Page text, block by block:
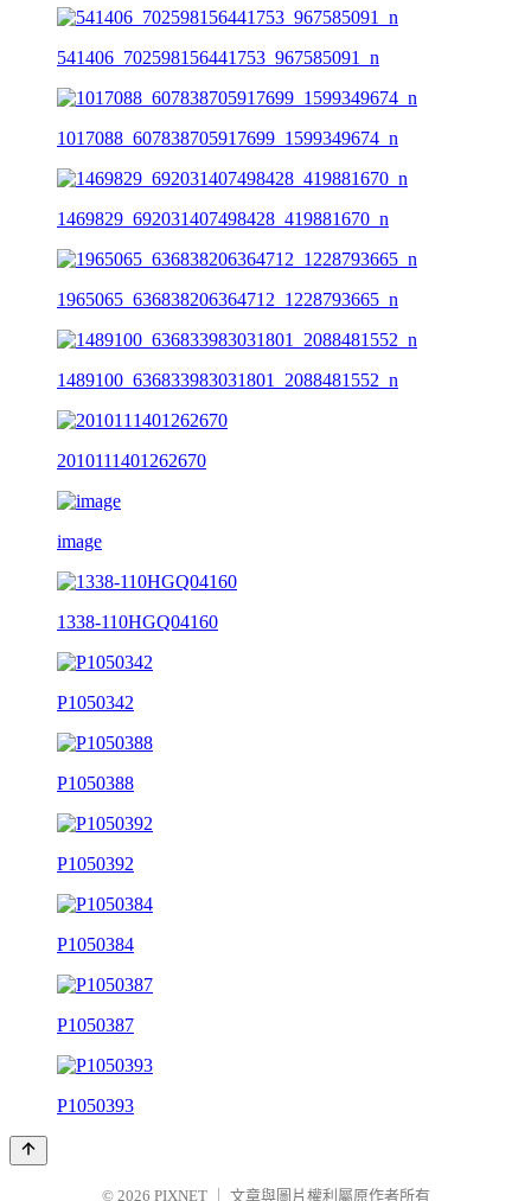
541406_702598156441753_967585091_n
1017088_607838705917699_1599349674_n
1469829_692031407498428_419881670_n
1965065_636838206364712_1228793665_n
1489100_636833983031801_2088481552_n
2010111401262670
image
1338-110HGQ04160
P1050342
P1050388
P1050392
P1050384
P1050387
P1050393
© 2026 PIXNET 文章與圖片權利屬原作者所有